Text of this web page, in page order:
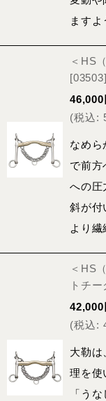
ますよ
＜HS
[03503]
46,000
(税込:
なめら
で前方
への圧
斜が付
より
＜HS
トチ
42,000
(税込:
大勒は
理を使
「う